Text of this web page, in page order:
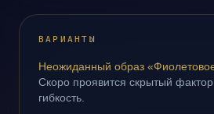
ВАРИАНТЫ
Неожиданный образ
Скоро проявится скрытый
гибкость.